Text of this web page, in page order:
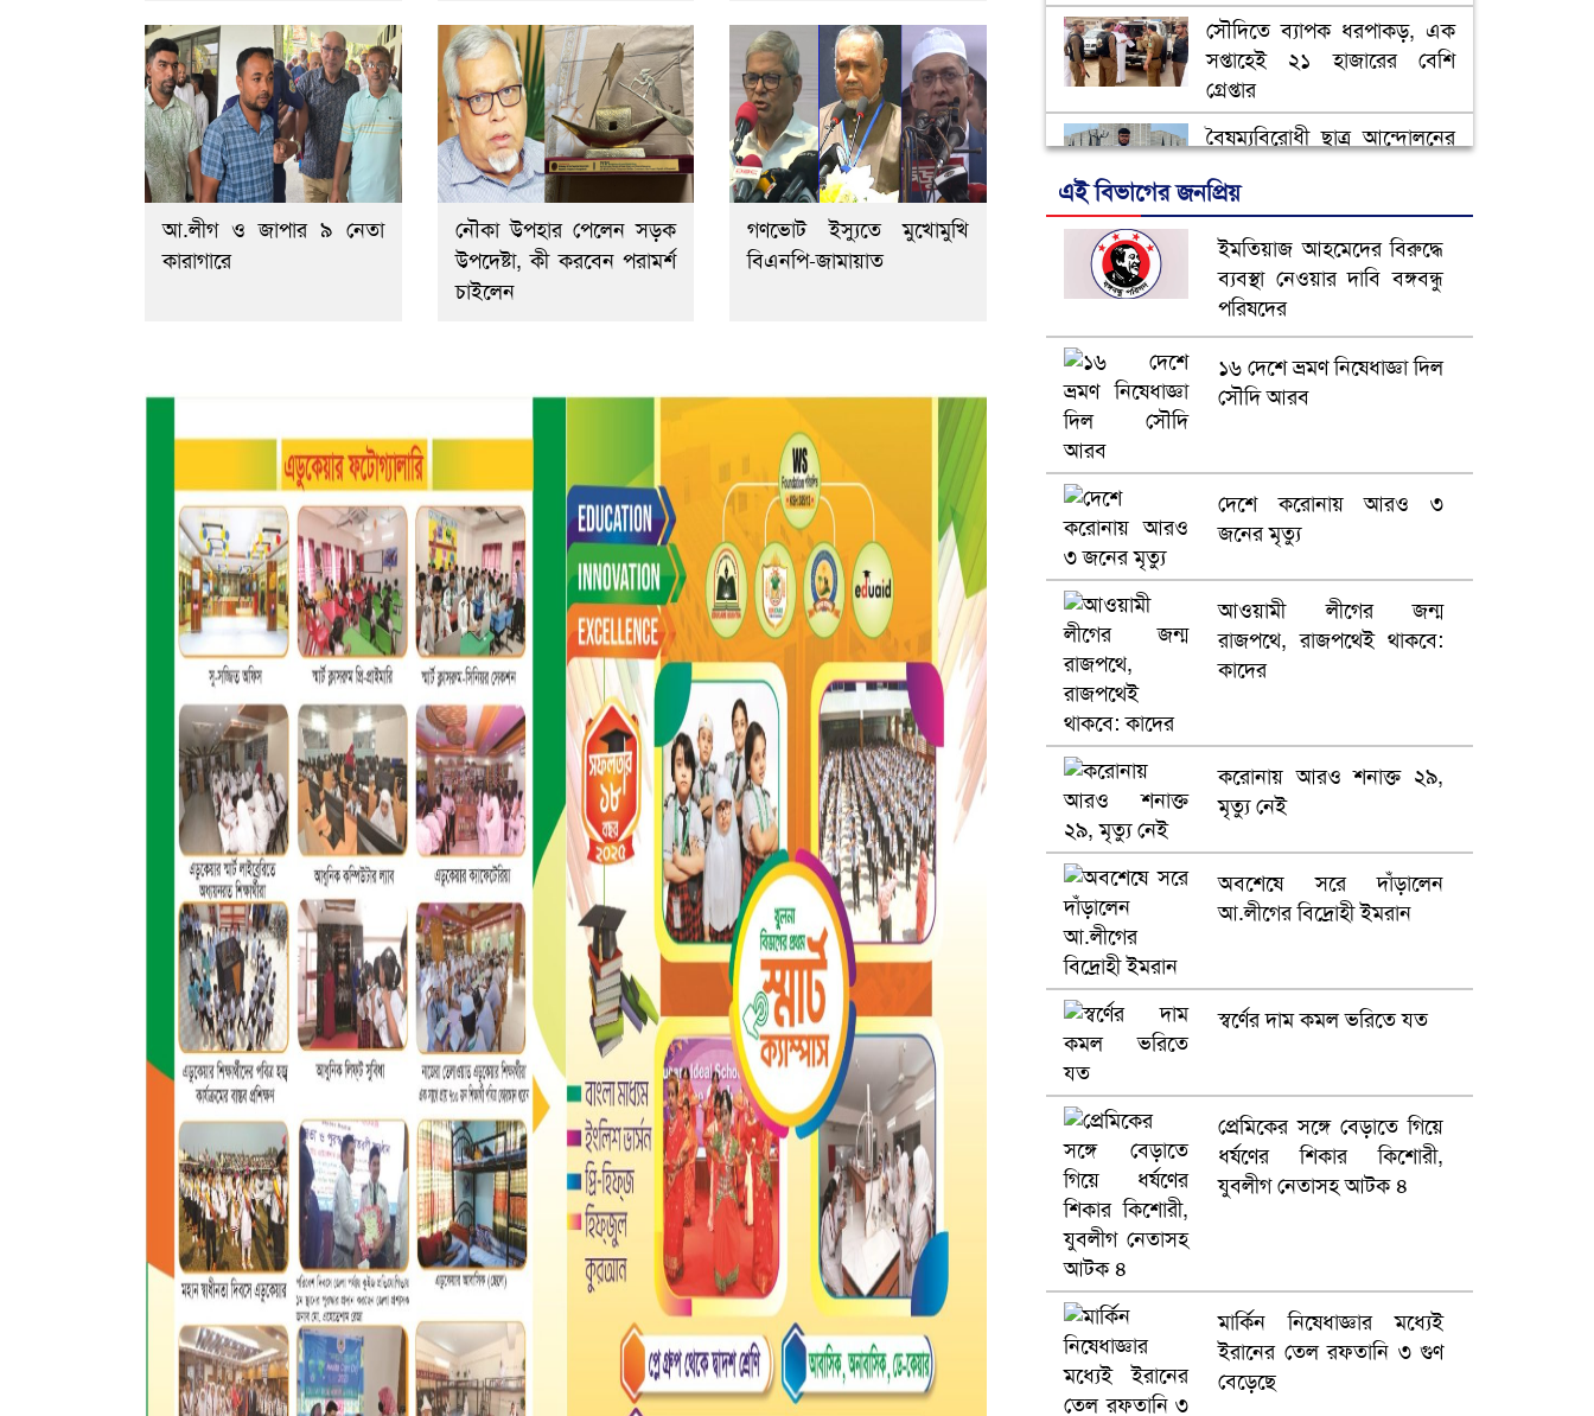
আ.লীগ ও জাপার ৯ নেতা
কারাগারে
নৌকা উপহার পেলেন সড়ক
উপদেষ্টা, কী করবেন পরামর্শ
চাইলেন
গণভোট ইস্যুতে মুখোমুখি
বিএনপি-জামায়াত
সৌদিতে ব্যাপক ধরপাকড়, এক
সপ্তাহেই ২১ হাজারের বেশি
গ্রেপ্তার
বৈষম্যবিরোধী ছাত্র আন্দোলনের
ভিউ বাড়াতে রাম দা হাতে
ফেসবুকে ভিডিও পোস্ট শিক্ষকের
আ.লীগ ও জাপার ৯ নেতা
কারাগারে
ভারতে ভয়াবহ সড়ক দুর্ঘটনা,
হলিউডে নতুন প্রেমের গুঞ্জন
এই বিভাগের জনপ্রিয়
ইমতিয়াজ আহমেদের বিরুদ্ধে
ব্যবস্থা নেওয়ার দাবি বঙ্গবন্ধু
পরিষদের
১৬ দেশে ভ্রমণ নিষেধাজ্ঞা দিল
সৌদি আরব
দেশে করোনায় আরও ৩
জনের মৃত্যু
আওয়ামী লীগের জন্ম
রাজপথে, রাজপথেই থাকবে:
কাদের
করোনায় আরও শনাক্ত ২৯,
মৃত্যু নেই
অবশেষে সরে দাঁড়ালেন
আ.লীগের বিদ্রোহী ইমরান
স্বর্ণের দাম কমল ভরিতে যত
প্রেমিকের সঙ্গে বেড়াতে গিয়ে
ধর্ষণের শিকার কিশোরী,
যুবলীগ নেতাসহ আটক ৪
মার্কিন নিষেধাজ্ঞার মধ্যেই
ইরানের তেল রফতানি ৩ গুণ
বেড়েছে